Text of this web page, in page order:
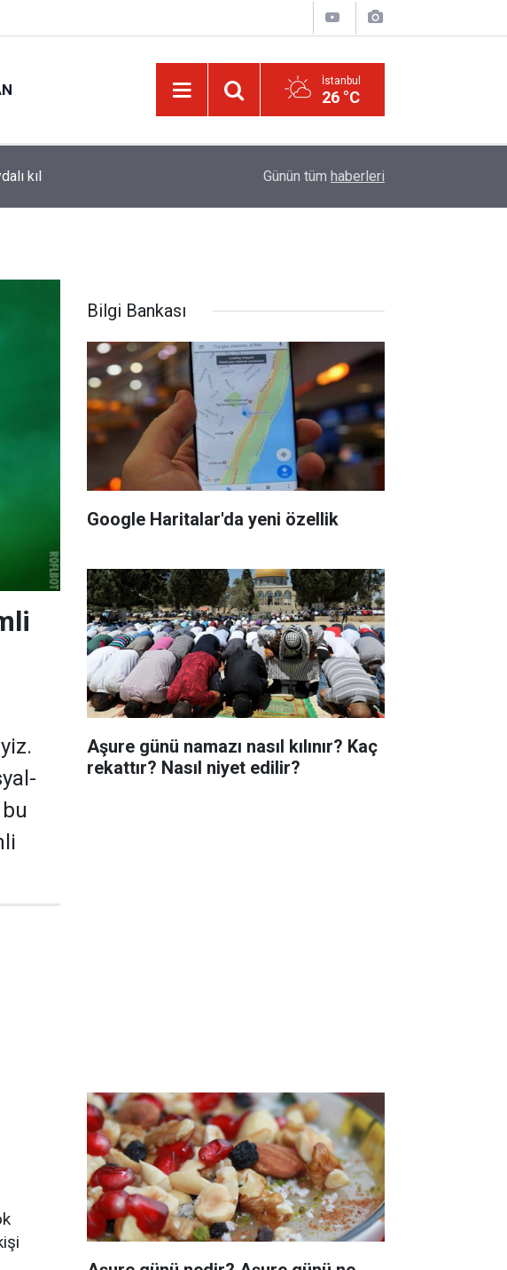
İstanbul
26 °C
verilmezse, acip bir
Dünyaya önem verme ki, Allah seni sevsin
Günün tüm haberleri
Bilgi Bankası
Google Haritalar'da yeni özellik
Aşure günü namazı nasıl kılınır? Kaç
rekattır? Nasıl niyet edilir?